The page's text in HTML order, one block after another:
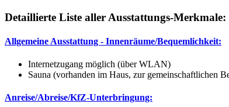
Detaillierte Liste aller Ausstattungs-Merkmale:
Allgemeine Ausstattung - Innenräume/Bequemlichkeit:
Internetzugang möglich (über WLAN)
Sauna (vorhanden im Haus, zur gemeinschaftlichen
Anreise/Abreise/KfZ-Unterbringung: